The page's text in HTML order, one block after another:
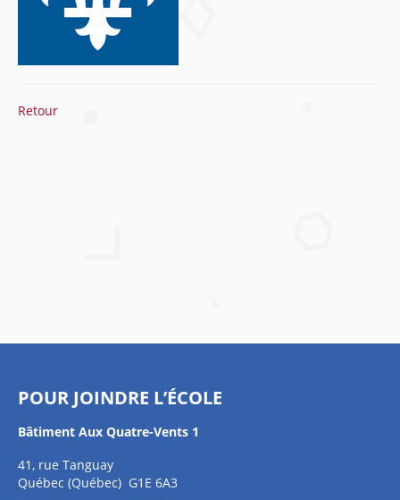
Retour
POUR JOINDRE L’ÉCOLE
Bâtiment Aux Quatre-Vents 1
41, rue Tanguay
Québec (Québec) G1E 6A3